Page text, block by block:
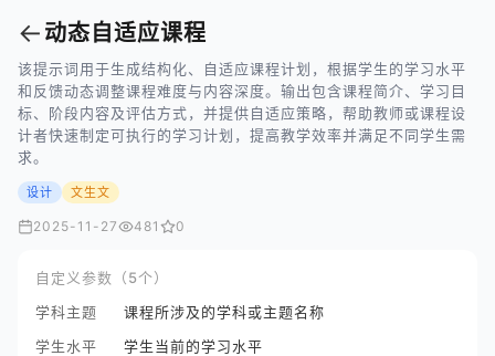
← 动态自适应课程
该提示词用于生成结构化、自适应课程计划，根据学生的学习水平
和反馈动态调整课程难度与内容深度。输出包含课程简介、学习目
标、阶段内容及评估方式，并提供自适应策略，帮助教师或课程设
计者快速制定可执行的学习计划，提高教学效率并满足不同学生需
求。
设计 文生文
2025-11-27 481 0
自定义参数（5个）
学科主题
课程所涉及的学科或主题名称
学生水平
学生当前的学习水平